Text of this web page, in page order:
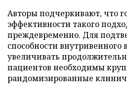
Авторы подчеркивают, что
эффективности такого
преждевременно. Для
способности внутривенного
увеличивать
пациентов необходимы
рандомизированные